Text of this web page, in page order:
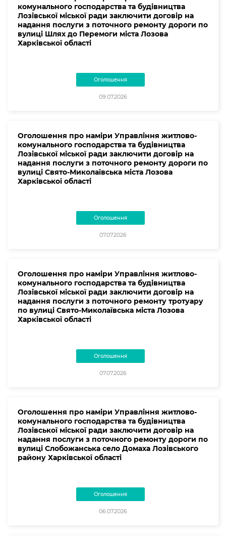
комунального господарства та будівництва
Лозівської міської ради заключити договір на
надання послуги з поточного ремонту дороги по
вулиці Шлях до Перемоги міста Лозова
Харківської області
Оголошення
09.07.2026
Оголошення про наміри Управління житлово-
комунального господарства та будівництва
Лозівської міської ради заключити договір на
надання послуги з поточного ремонту дороги по
вулиці Свято-Миколаївська міста Лозова
Харківської області
Оголошення
07.07.2026
Оголошення про наміри Управління житлово-
комунального господарства та будівництва
Лозівської міської ради заключити договір на
надання послуги з поточного ремонту тротуару
по вулиці Свято-Миколаївська міста Лозова
Харківської області
Оголошення
07.07.2026
Оголошення про наміри Управління житлово-
комунального господарства та будівництва
Лозівської міської ради заключити договір на
надання послуги з поточного ремонту дороги по
вулиці Слобожанська село Домаха Лозівського
району Харківської області
Оголошення
06.07.2026